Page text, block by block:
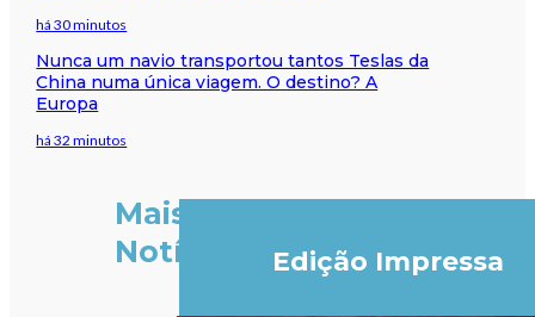
há 30 minutos
Nunca um navio transportou tantos Teslas da
China numa única viagem. O destino? A
Europa
há 32 minutos
Mais
Notícias
Edição Impressa